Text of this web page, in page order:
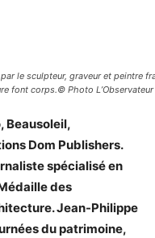
le sculpteur, graveur et
font corps.© Photo
Beausoleil,
Dom Publishers.
spécialisé en
des
Jean-Philippe
du patrimoine,